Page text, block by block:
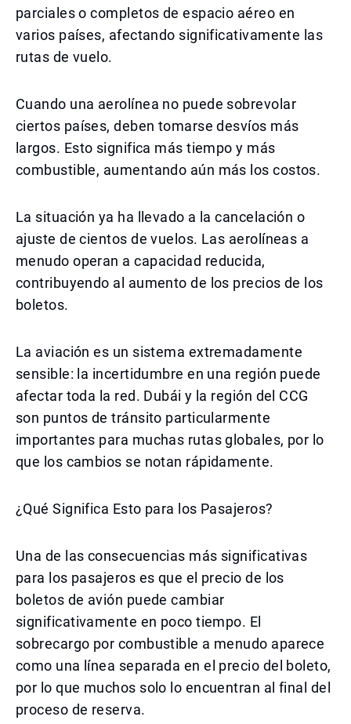
parciales o completos de espacio aéreo en
varios países, afectando significativamente las
rutas de vuelo.
Cuando una aerolínea no puede sobrevolar
ciertos países, deben tomarse desvíos más
largos. Esto significa más tiempo y más
combustible, aumentando aún más los costos.
La situación ya ha llevado a la cancelación o
ajuste de cientos de vuelos. Las aerolíneas a
menudo operan a capacidad reducida,
contribuyendo al aumento de los precios de los
boletos.
La aviación es un sistema extremadamente
sensible: la incertidumbre en una región puede
afectar toda la red. Dubái y la región del CCG
son puntos de tránsito particularmente
importantes para muchas rutas globales, por lo
que los cambios se notan rápidamente.
¿Qué Significa Esto para los Pasajeros?
Una de las consecuencias más significativas
para los pasajeros es que el precio de los
boletos de avión puede cambiar
significativamente en poco tiempo. El
sobrecargo por combustible a menudo aparece
como una línea separada en el precio del boleto,
por lo que muchos solo lo encuentran al final del
proceso de reserva.